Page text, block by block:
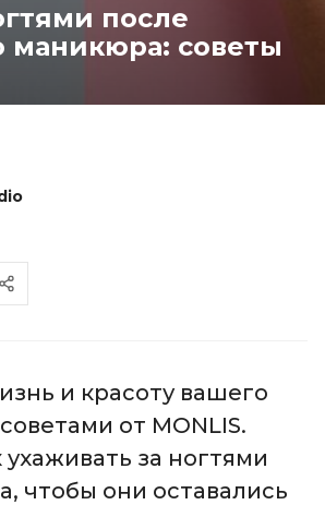
после
маникюра: советы
и красоту вашего
от MONLIS.
ухаживать за ногтями
чтобы они оставались